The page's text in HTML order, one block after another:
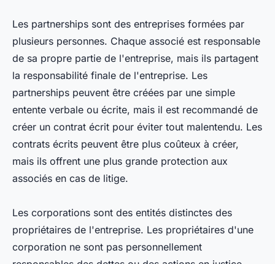
Les partnerships sont des entreprises formées par
plusieurs personnes. Chaque associé est responsable
de sa propre partie de l'entreprise, mais ils partagent
la responsabilité finale de l'entreprise. Les
partnerships peuvent être créées par une simple
entente verbale ou écrite, mais il est recommandé de
créer un contrat écrit pour éviter tout malentendu. Les
contrats écrits peuvent être plus coûteux à créer,
mais ils offrent une plus grande protection aux
associés en cas de litige.
Les corporations sont des entités distinctes des
propriétaires de l'entreprise. Les propriétaires d'une
corporation ne sont pas personnellement